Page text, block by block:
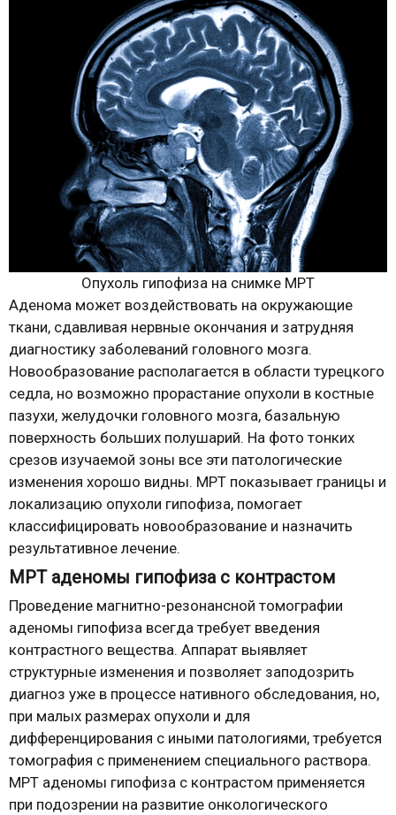
Опухоль гипофиза на снимке МРТ
Аденома может воздействовать на окружающие
ткани, сдавливая нервные окончания и затрудняя
диагностику заболеваний головного мозга.
Новообразование располагается в области турецкого
седла, но возможно прорастание опухоли в костные
пазухи, желудочки головного мозга, базальную
поверхность больших полушарий. На фото тонких
срезов изучаемой зоны все эти патологические
изменения хорошо видны. МРТ показывает границы и
локализацию опухоли гипофиза, помогает
классифицировать новообразование и назначить
результативное лечение.
МРТ аденомы гипофиза с контрастом
Проведение магнитно-резонансной томографии
аденомы гипофиза всегда требует введения
контрастного вещества. Аппарат выявляет
структурные изменения и позволяет заподозрить
диагноз уже в процессе нативного обследования, но,
при малых размерах опухоли и для
дифференцирования с иными патологиями, требуется
томография с применением специального раствора.
МРТ аденомы гипофиза с контрастом применяется
при подозрении на развитие онкологического